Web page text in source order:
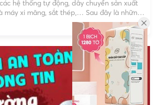
hệ thống tự động, dây chuyền sản xuất
máy xi măng, sắt thép,… Sau đây là những
những sinh viên học ngành […]